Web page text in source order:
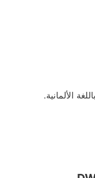
الألمانية.